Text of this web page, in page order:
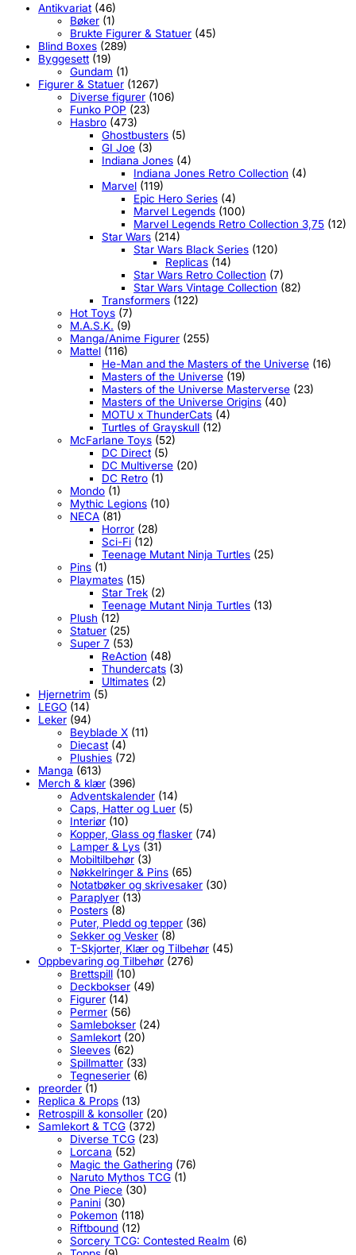
Antikvariat (46)
Bøker (1)
Brukte Figurer & Statuer (45)
Blind Boxes (289)
Byggesett (19)
Gundam (1)
Figurer & Statuer (1267)
Diverse figurer (106)
Funko POP (23)
Hasbro (473)
Ghostbusters (5)
GI Joe (3)
Indiana Jones (4)
Indiana Jones Retro Collection (4)
Marvel (119)
Epic Hero Series (4)
Marvel Legends (100)
Marvel Legends Retro Collection 3,75 (12)
Star Wars (214)
Star Wars Black Series (120)
Replicas (14)
Star Wars Retro Collection (7)
Star Wars Vintage Collection (82)
Transformers (122)
Hot Toys (7)
M.A.S.K. (9)
Manga/Anime Figurer (255)
Mattel (116)
He-Man and the Masters of the Universe (16)
Masters of the Universe (19)
Masters of the Universe Masterverse (23)
Masters of the Universe Origins (40)
MOTU x ThunderCats (4)
Turtles of Grayskull (12)
McFarlane Toys (52)
DC Direct (5)
DC Multiverse (20)
DC Retro (1)
Mondo (1)
Mythic Legions (10)
NECA (81)
Horror (28)
Sci-Fi (12)
Teenage Mutant Ninja Turtles (25)
Pins (1)
Playmates (15)
Star Trek (2)
Teenage Mutant Ninja Turtles (13)
Plush (12)
Statuer (25)
Super 7 (53)
ReAction (48)
Thundercats (3)
Ultimates (2)
Hjernetrim (5)
LEGO (14)
Leker (94)
Beyblade X (11)
Diecast (4)
Plushies (72)
Manga (613)
Merch & klær (396)
Adventskalender (14)
Caps, Hatter og Luer (5)
Interiør (10)
Kopper, Glass og flasker (74)
Lamper & Lys (31)
Mobiltilbehør (3)
Nøkkelringer & Pins (65)
Notatbøker og skrivesaker (30)
Paraplyer (13)
Posters (8)
Puter, Pledd og tepper (36)
Sekker og Vesker (8)
T-Skjorter, Klær og Tilbehør (45)
Oppbevaring og Tilbehør (276)
Brettspill (10)
Deckbokser (49)
Figurer (14)
Permer (56)
Samlebokser (24)
Samlekort (20)
Sleeves (62)
Spillmatter (33)
Tegneserier (6)
preorder (1)
Replica & Props (13)
Retrospill & konsoller (20)
Samlekort & TCG (372)
Diverse TCG (23)
Lorcana (52)
Magic the Gathering (76)
Naruto Mythos TCG (1)
One Piece (30)
Panini (30)
Pokemon (118)
Riftbound (12)
Sorcery TCG: Contested Realm (6)